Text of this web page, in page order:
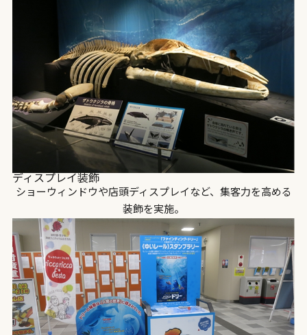
ディスプレイ装飾
ショーウィンドウや店頭ディスプレイなど、集客力を高める
装飾を実施。